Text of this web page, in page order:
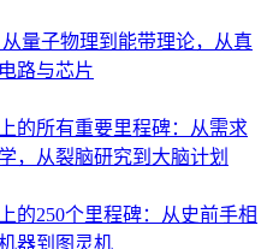
量子物理到能带理论，从真
路与芯片
的所有重要里程碑：从需求
，从裂脑研究到大脑计划
的250个里程碑：从史前手相
器到图灵机